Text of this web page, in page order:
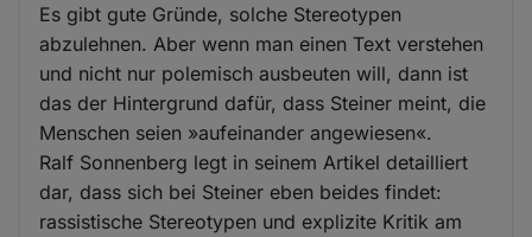
Es gibt gute Gründe, solche Stereotypen
abzulehnen. Aber wenn man einen Text verstehen
und nicht nur polemisch ausbeuten will, dann ist
das der Hintergrund dafür, dass Steiner meint, die
Menschen seien »aufeinander angewiesen«.
Ralf Sonnenberg legt in seinem Artikel detailliert
dar, dass sich bei Steiner eben beides findet:
rassistische Stereotypen und explizite Kritik am